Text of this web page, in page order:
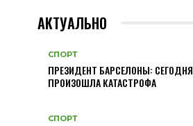
АКТУАЛЬНО
СПОРТ
ПРЕЗИДЕНТ БАРСЕЛОНЫ: СЕГОДНЯ
ПРОИЗОШЛА КАТАСТРОФА
СПОРТ